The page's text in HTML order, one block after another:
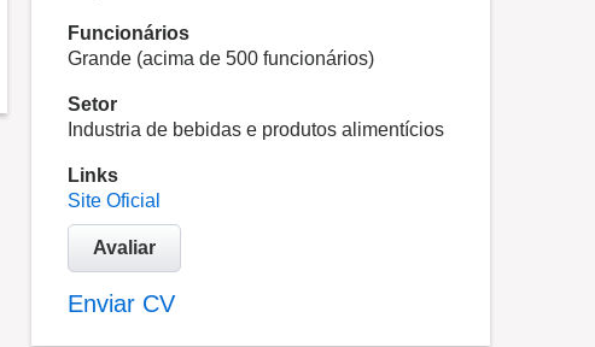
Funcionários
Grande (acima de 500 funcionários)
Setor
Industria de bebidas e produtos alimentícios
Links
Site Oficial
Avaliar
Enviar CV